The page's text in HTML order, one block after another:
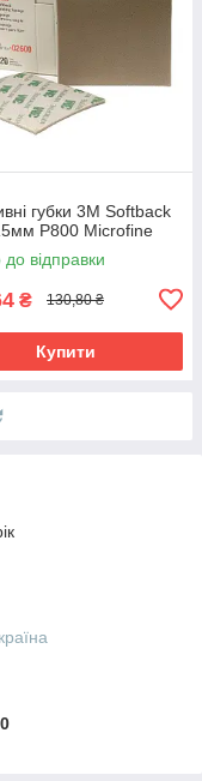
губки 3M Softback
P800 Microfine
до відправки
₴ 130,80 ₴
Купити